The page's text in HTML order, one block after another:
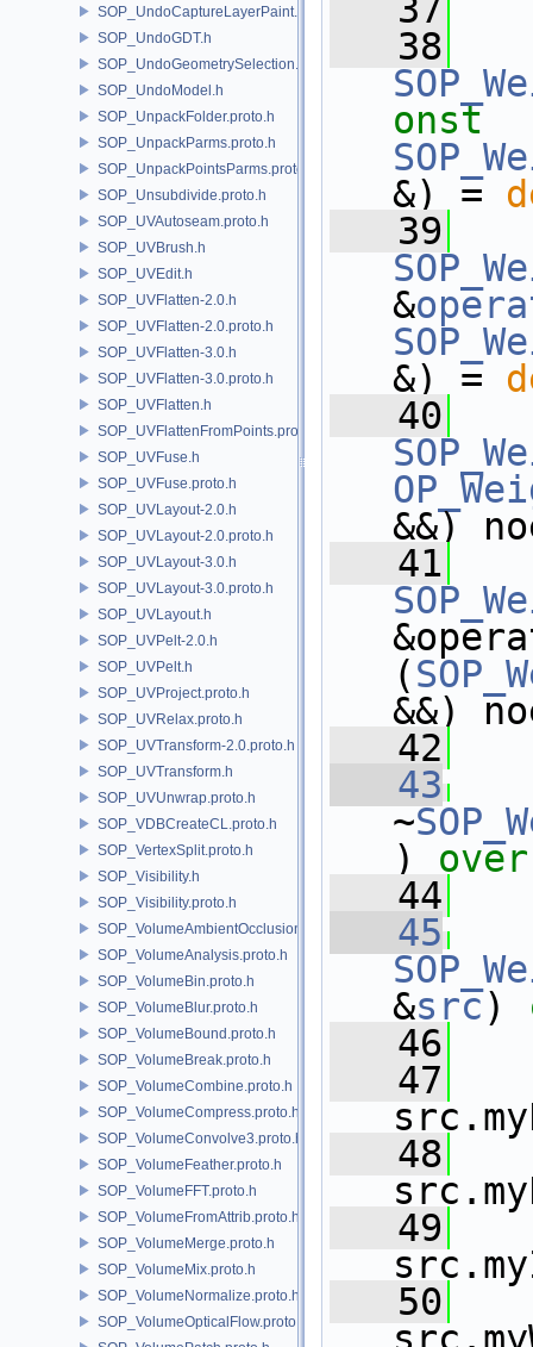
SOP_UndoCaptureLayerPaint.h
SOP_UndoGDT.h
SOP_UndoGeometrySelection.h
SOP_UndoModel.h
SOP_UnpackFolder.proto.h
SOP_UnpackParms.proto.h
SOP_UnpackPointsParms.proto.h
SOP_Unsubdivide.proto.h
SOP_UVAutoseam.proto.h
SOP_UVBrush.h
SOP_UVEdit.h
SOP_UVFlatten-2.0.h
SOP_UVFlatten-2.0.proto.h
SOP_UVFlatten-3.0.h
SOP_UVFlatten-3.0.proto.h
SOP_UVFlatten.h
SOP_UVFlattenFromPoints.proto.h
SOP_UVFuse.h
SOP_UVFuse.proto.h
SOP_UVLayout-2.0.h
SOP_UVLayout-2.0.proto.h
SOP_UVLayout-3.0.h
SOP_UVLayout-3.0.proto.h
SOP_UVLayout.h
SOP_UVPelt-2.0.h
SOP_UVPelt.h
SOP_UVProject.proto.h
SOP_UVRelax.proto.h
SOP_UVTransform-2.0.proto.h
SOP_UVTransform.h
SOP_UVUnwrap.proto.h
SOP_VDBCreateCL.proto.h
SOP_VertexSplit.proto.h
SOP_Visibility.h
SOP_Visibility.proto.h
SOP_VolumeAmbientOcclusion.proto.h
SOP_VolumeAnalysis.proto.h
SOP_VolumeBin.proto.h
SOP_VolumeBlur.proto.h
SOP_VolumeBound.proto.h
SOP_VolumeBreak.proto.h
SOP_VolumeCombine.proto.h
SOP_VolumeCompress.proto.h
SOP_VolumeConvolve3.proto.h
SOP_VolumeFeather.proto.h
SOP_VolumeFFT.proto.h
SOP_VolumeFromAttrib.proto.h
SOP_VolumeMerge.proto.h
SOP_VolumeMix.proto.h
SOP_VolumeNormalize.proto.h
SOP_VolumeOpticalFlow.proto.h
   37
   38
onst
&) =
   39
&
&) =
   40
&&)
   41
(
&&)
   42
   43
~
)
   44
   45
&src)
   46
   47
   48
   49
   50